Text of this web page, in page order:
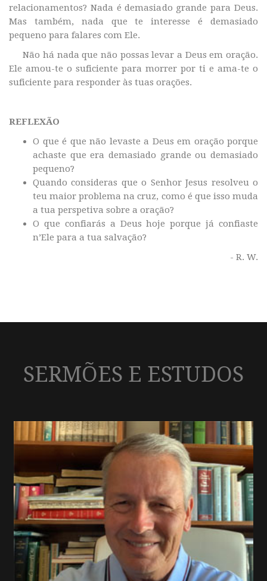
relacionamentos? Nada é demasiado grande para Deus.
Mas também, nada que te interesse é demasiado
pequeno para falares com Ele.
Não há nada que não possas levar a Deus em oração.
Ele amou-te o suficiente para morrer por ti e ama-te o
suficiente para responder às tuas orações.
REFLEXÃO
O que é que não levaste a Deus em oração porque
achaste que era demasiado grande ou demasiado
pequeno?
Quando consideras que o Senhor Jesus resolveu o
teu maior problema na cruz, como é que isso muda
a tua perspetiva sobre a oração?
O que confiarás a Deus hoje porque já confiaste
n’Ele para a tua salvação?
- R. W.
SERMÕES E ESTUDOS